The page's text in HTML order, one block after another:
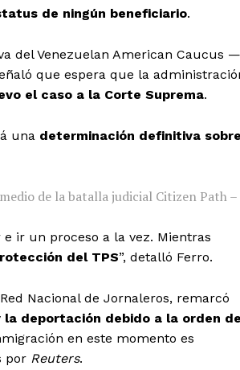
de ningún beneficiario.
del Venezuelan American Caucus —
que espera que la
el caso a la Corte Suprema.
una determinación definitiva sobre
de la batalla judicial Citizen Path –
ir un proceso a la vez. Mientras
del TPS”, detalló Ferro.
Nacional de Jornaleros, remarcó
deportación debido a la orden de
en este momento es
por Reuters.